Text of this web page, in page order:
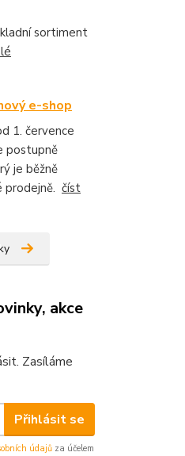
sortiment
e-shop
1. července
postupně
je běžně
prodejně. číst
akce
Zasíláme
Přihlásit se
údajů za účelem